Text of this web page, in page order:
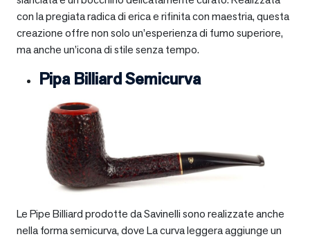
con la pregiata radica di erica e rifinita con maestria, questa
creazione offre non solo un’esperienza di fumo superiore,
ma anche un’icona di stile senza tempo.
Pipa Billiard Semicurva
Le Pipe Billiard prodotte da Savinelli sono realizzate anche
nella forma semicurva, dove La curva leggera aggiunge un